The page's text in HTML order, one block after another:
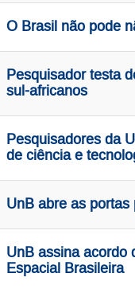
O Brasil não pode
Pesquisador testa
sul-africanos
Pesquisadores da
de ciência e
UnB abre as
UnB assina acordo
Espacial Brasileira